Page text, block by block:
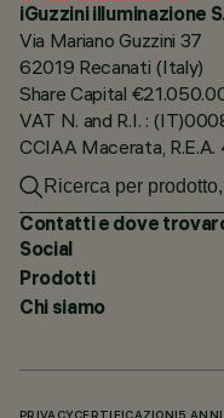
iGuzzini illuminazione
Via Mariano Guzzini 37
62019 Recanati (Italy)
Share Capital
VAT N. and R.I. :
CCIAA Macerata,
Contatti e dove
Social
Prodotti
Chi siamo